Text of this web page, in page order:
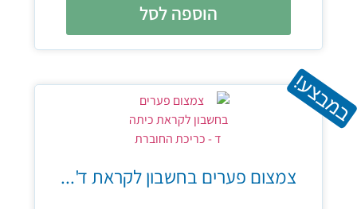
הוספה לסל
במבצע!
צמצום פערים בחשבון לקראת ד'...